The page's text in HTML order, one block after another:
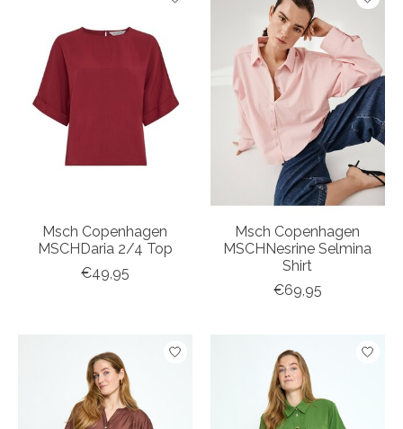
Msch Copenhagen
MSCHDaria 2/4 Top
€49,95
Msch Copenhagen
MSCHNesrine Selmina
Shirt
€69,95